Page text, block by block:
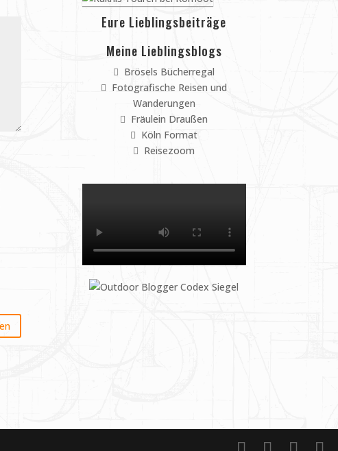
Eure Lieblingsbeiträge
Meine Lieblingsblogs
Brösels Bücherregal
Fotografische Reisen und
Wanderungen
Fräulein Draußen
Köln Format
Reisezoom